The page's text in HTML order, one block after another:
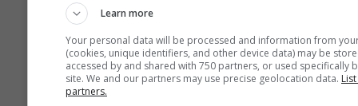
Learn more
Your personal data will be processed and information from
(cookies, unique identifiers, and other device data) may be
accessed by and shared with 750 partners, or used specifically
site. We and our partners may use precise geolocation data.
partners.